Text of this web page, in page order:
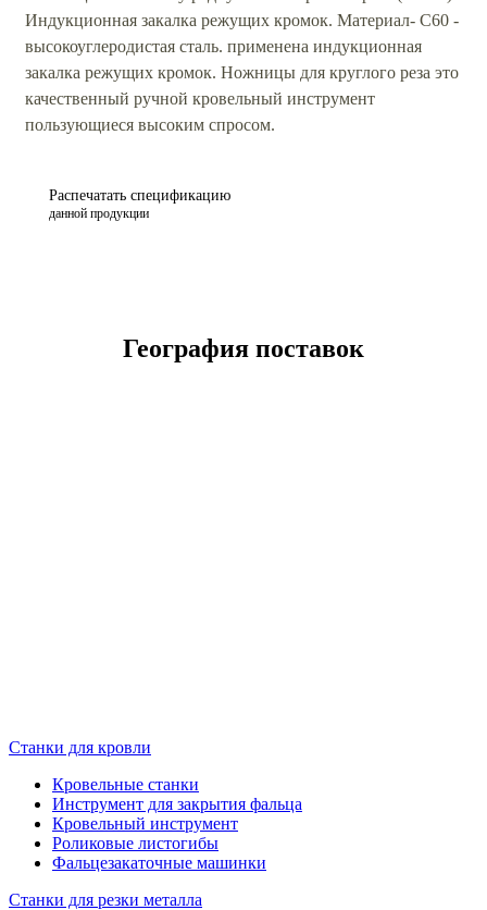
Индукционная закалка режущих кромок. Материал- С60 -
высокоуглеродистая сталь. применена индукционная
закалка режущих кромок. Ножницы для круглого реза это
качественный ручной кровельный инструмент
пользующиеся высоким спросом.
Распечатать спецификацию
данной продукции
География поставок
Станки для кровли
Кровельные станки
Инструмент для закрытия фальца
Кровельный инструмент
Роликовые листогибы
Фальцезакаточные машинки
Станки для резки металла